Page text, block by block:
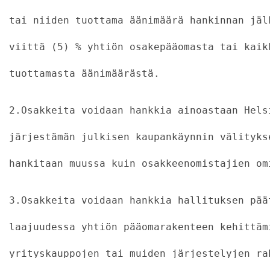
tai niiden tuottama äänimäärä hankinnan
viittä (5) % yhtiön osakepääomasta tai
tuottamasta äänimäärästä.
2.Osakkeita voidaan hankkia ainoastaan
järjestämän julkisen kaupankäynnin
hankitaan muussa kuin osakkeenomistajien
3.Osakkeita voidaan hankkia hallituksen
laajuudessa yhtiön pääomarakenteen
yrityskauppojen tai muiden järjestelyjen